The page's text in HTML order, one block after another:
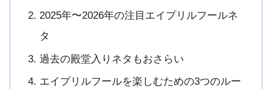
2025年〜2026年の注目エイプリルフールネ
タ
過去の殿堂入りネタもおさらい
エイプリルフールを楽しむための3つのルー